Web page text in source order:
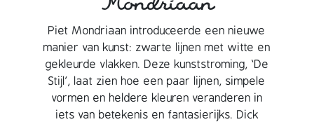
Mondriaan
Piet Mondriaan introduceerde een nieuwe
manier van kunst: zwarte lijnen met witte en
gekleurde vlakken. Deze kunststroming, ‘De
Stijl’, laat zien hoe een paar lijnen, simpele
vormen en heldere kleuren veranderen in
iets van betekenis en fantasierijks. Dick